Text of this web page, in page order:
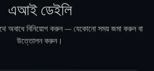
এআই ডেইলি
অবাধে বিনিয়োগ করুন — যেকোনো সময় জমা করুন বা
উত্তোলন করুন।